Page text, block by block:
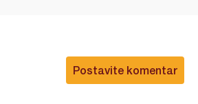
Postavite komentar